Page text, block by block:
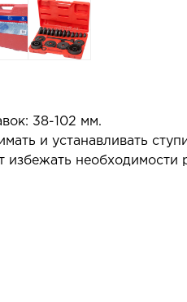
38-102 мм.
и устанавливать
избежать